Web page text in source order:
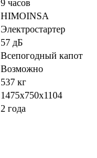
9 часов
HIMOINSA
Электростартер
57 дБ
Всепогодный капот
Возможно
537 кг
1475x750x1104
2 года